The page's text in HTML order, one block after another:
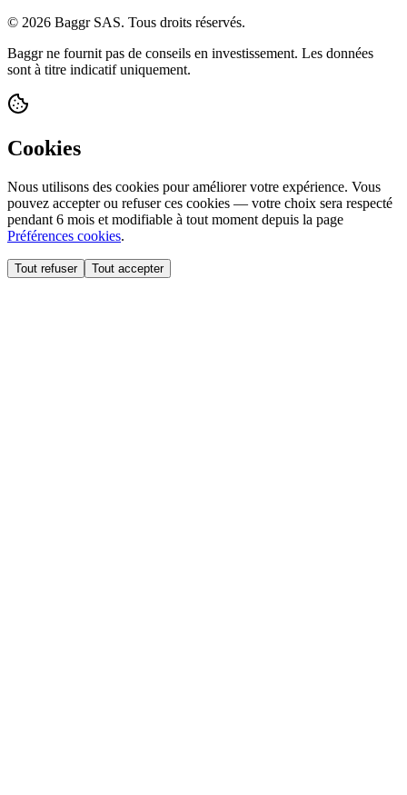
© 2026 Baggr SAS. Tous droits réservés.
Baggr ne fournit pas de conseils en investissement. Les données
sont à titre indicatif uniquement.
Cookies
Nous utilisons des cookies pour améliorer votre expérience. Vous
pouvez accepter ou refuser ces cookies — votre choix sera respecté
pendant 6 mois et modifiable à tout moment depuis la page
Préférences cookies.
Tout refuser Tout accepter